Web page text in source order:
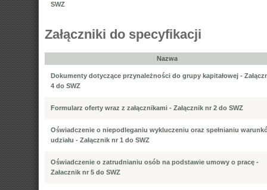
SWZ
Załączniki do specyfikacji
Nazwa
Dokumenty dotyczące przynależności do grupy kapitałowej -
4 do SWZ
Formularz oferty wraz z załącznikami - Załącznik nr 2 do SWZ
Oświadczenie o niepodleganiu wykluczeniu oraz spełnianiu
udziału - Załącznik nr 1 do SWZ
Oświadczenie o zatrudnianiu osób na podstawie umowy o pracę -
Załacznik nr 5 do SWZ